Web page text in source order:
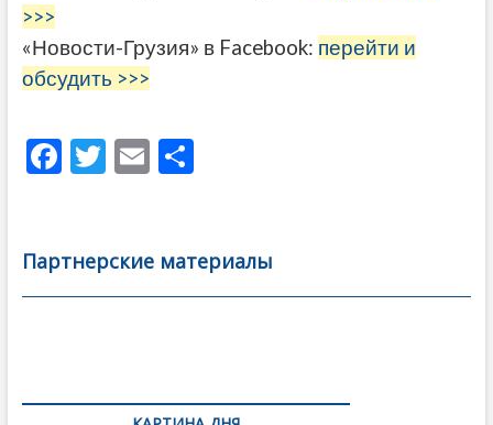
>>>
«Новости-Грузия» в Facebook: перейти и
обсудить >>>
F
b
o
T
er
E
l
О
а
в
Партнерские материалы
по